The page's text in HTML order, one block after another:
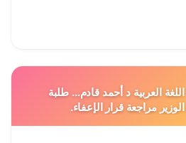
العربية د أحمد قادم... طلبة
مراجعة قرار الإعفاء.